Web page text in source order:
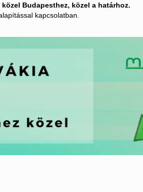
Budapesthez, közel a határhoz.
kapcsolatban.